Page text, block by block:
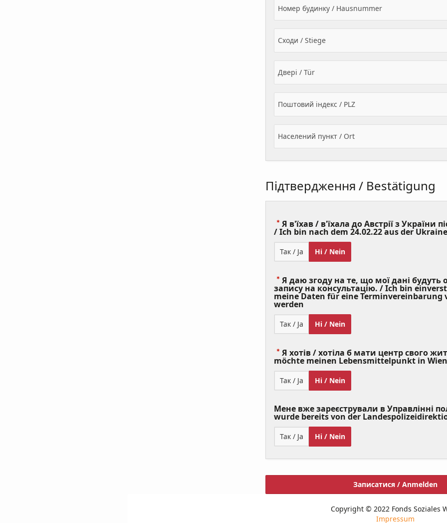
Номер будинку / Hausnummer
Сходи / Stiege
Двері / Tür
Поштовий індекс / PLZ
Населений пункт / Ort
Підтвердження / Bestätigung
Я в'їхав / в'їхала до Австрії з України
/ Ich bin nach dem 24.02.22 aus der
Так / Ja Ні / Nein
Я даю згоду на те, що мої дані будуть
запису на консультацію. / Ich bin
meine Daten für eine Terminvereinbarung
werden
Required)
Так / Ja Ні / Nein
Я хотів / хотіла б мати центр свого
möchte meinen Lebensmittelpunkt in
Так / Ja Ні / Nein
Мене вже зареєстрували в Управлінні
wurde bereits von der
Так / Ja Ні / Nein
Записатися / Anmelden
Copyright © 2022 Fonds Soziales
Impressum